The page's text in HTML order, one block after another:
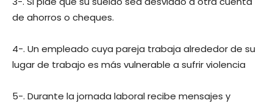
de ahorros o cheques.
4-. Un empleado cuya pareja trabaja alrededor de su
lugar de trabajo es más vulnerable a sufrir violencia
5-. Durante la jornada laboral recibe mensajes y